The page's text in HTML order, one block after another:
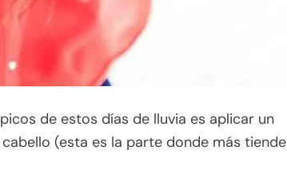
de estos días de lluvia es aplicar un
(esta es la parte donde más tiende